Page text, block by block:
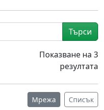
Показване на 3
резултата
Търси
Мрежа Списък